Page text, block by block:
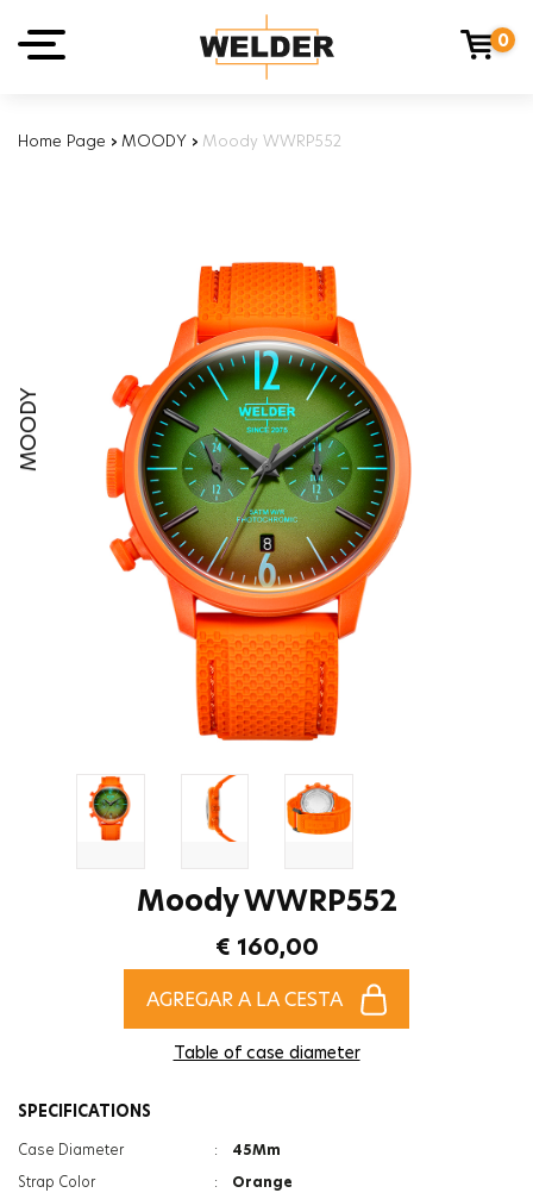
0
Home Page › MOODY › Moody WWRP552
MOODY
Moody WWRP552
€ 160,00
AGREGAR A LA CESTA
Table of case diameter
SPECIFICATIONS
Case Diameter :
45Mm
Strap Color
:
Orange